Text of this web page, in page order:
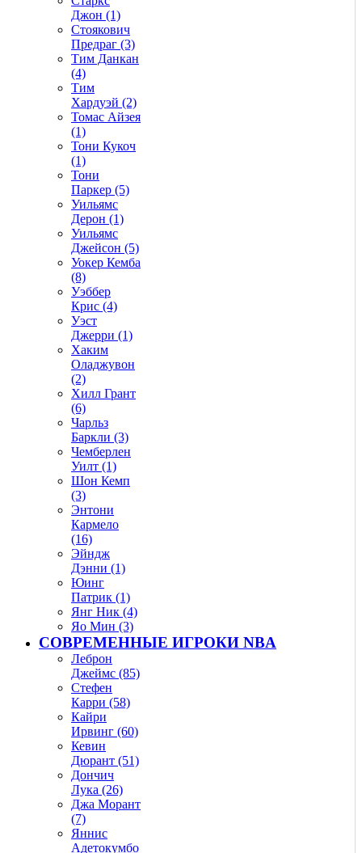
Джон (1)
Стоякович
Предраг (3)
Тим Данкан
(4)
Тим
Хардуэй (2)
Томас Айзея
(1)
Тони Кукоч
(1)
Тони
Паркер (5)
Уильямс
Дерон (1)
Уильямс
Джейсон (5)
Уокер Кемба
(8)
Уэббер
Крис (4)
Уэст
Джерри (1)
Хаким
Оладжувон
(2)
Хилл Грант
(6)
Чарльз
Баркли (3)
Чемберлен
Уилт (1)
Шон Кемп
(3)
Энтони
Кармело
(16)
Эйндж
Дэнни (1)
Юинг
Патрик (1)
Янг Ник (4)
Яо Мин (3)
СОВРЕМЕННЫЕ ИГРОКИ NBA
Леброн
Джеймс (85)
Стефен
Карри (58)
Кайри
Ирвинг (60)
Кевин
Дюрант (51)
Дончич
Лука (26)
Джа Морант
(7)
Яннис
Адетокумбо